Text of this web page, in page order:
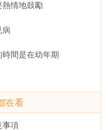
熱情地鼓勵
病
間是在幼年期
在看
事項